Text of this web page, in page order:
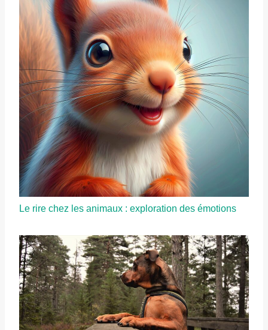
Le rire chez les animaux : exploration des émotions